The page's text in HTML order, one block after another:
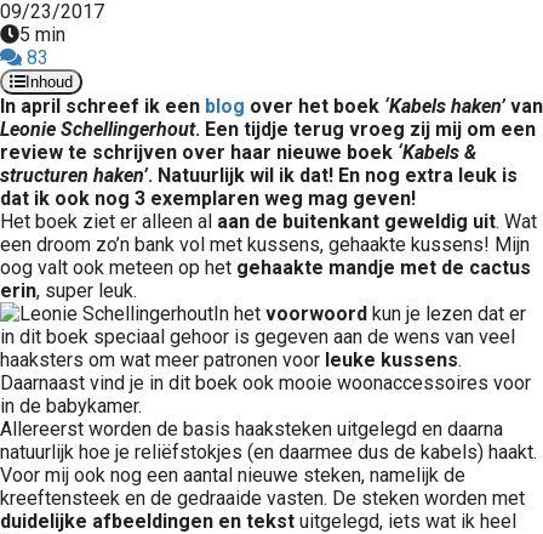
09/23/2017
5 min
83
Inhoud
In april schreef ik een blog over het boek ‘Kabels haken’ van
Leonie Schellingerhout. Een tijdje terug vroeg zij mij om een
review te schrijven over haar nieuwe boek ‘Kabels &
structuren haken’. Natuurlijk wil ik dat! En nog extra leuk is
dat ik ook nog 3 exemplaren weg mag geven!
Het boek ziet er alleen al aan de buitenkant geweldig uit. Wat
een droom zo’n bank vol met kussens, gehaakte kussens! Mijn
oog valt ook meteen op het gehaakte mandje met de cactus
erin, super leuk.
In het voorwoord kun je lezen dat er
in dit boek speciaal gehoor is gegeven aan de wens van veel
haaksters om wat meer patronen voor leuke kussens.
Daarnaast vind je in dit boek ook mooie woonaccessoires voor
in de babykamer.
Allereerst worden de basis haaksteken uitgelegd en daarna
natuurlijk hoe je reliëfstokjes (en daarmee dus de kabels) haakt.
Voor mij ook nog een aantal nieuwe steken, namelijk de
kreeftensteek en de gedraaide vasten. De steken worden met
duidelijke afbeeldingen en tekst uitgelegd, iets wat ik heel